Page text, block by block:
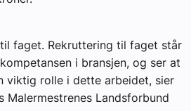
faget. Rekruttering til faget står
i bransjen, og ser at
viktig rolle i dette arbeidet, sier
Landsforbund